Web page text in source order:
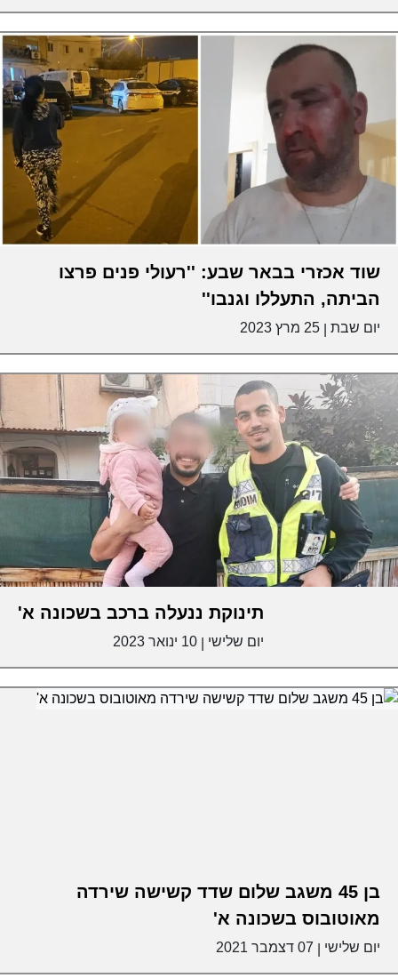
שוד אכזרי בבאר שבע: ''רעולי פנים פרצו
הביתה, התעללו וגנבו''
יום שבת 25 מרץ 2023
תינוקת ננעלה ברכב בשכונה א'
יום שלישי 10 ינואר 2023
בן 45 משגב שלום שדד קשישה שירדה
מאוטובוס בשכונה א'
יום שלישי 07 דצמבר 2021